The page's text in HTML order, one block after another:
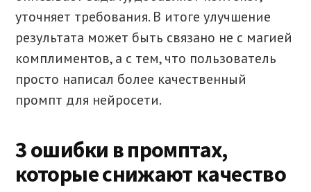
уточняет требования. В итоге улучшение
результата может быть связано не с магией
комплиментов, а с тем, что пользователь
просто написал более качественный
промпт для нейросети.
3 ошибки в промптах,
которые снижают качество